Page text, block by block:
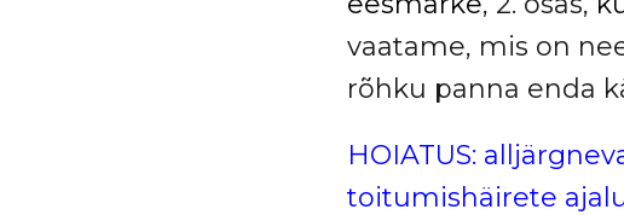
vaatame, mis on
rõhku panna enda
HOIATUS:
toitumishäirete